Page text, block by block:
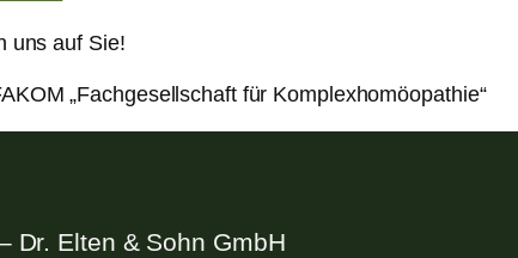
uns auf Sie!
„Fachgesellschaft für Komplexhomöopathie“
Dr. Elten & Sohn GmbH